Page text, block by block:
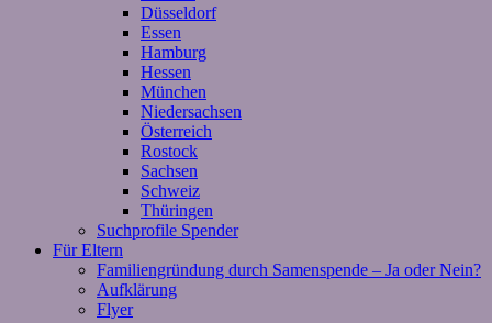
Düsseldorf
Essen
Hamburg
Hessen
München
Niedersachsen
Österreich
Rostock
Sachsen
Schweiz
Thüringen
Suchprofile Spender
Für Eltern
Familiengründung durch Samenspende – Ja oder Nein?
Aufklärung
Flyer